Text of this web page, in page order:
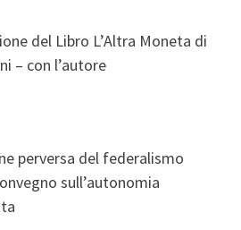
del Libro L’Altra Moneta di
– con l’autore
perversa del federalismo
sull’autonomia